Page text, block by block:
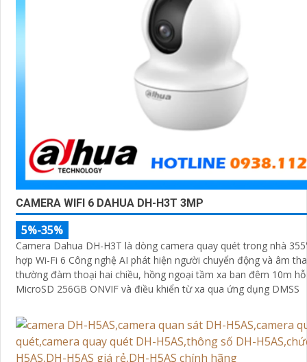
CAMERA WIFI 6 DAHUA DH-H3T 3MP
5%-35%
Camera Dahua DH-H3T là dòng camera quay quét trong nhà
hợp Wi-Fi 6 Công nghệ AI phát hiện người chuyển động và âm
thường đàm thoại hai chiều, hồng ngoại tầm xa ban đêm 10m
MicroSD 256GB ONVIF và điều khiển từ xa qua ứng dụng DMSS